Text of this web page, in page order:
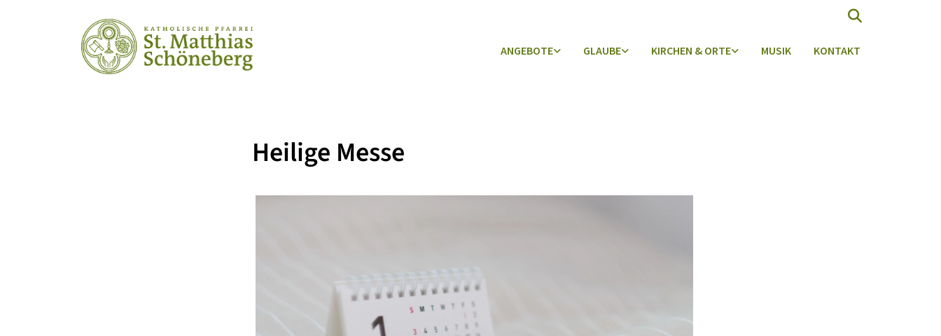
ANGEBOTE GLAUBE KIRCHEN & ORTE MUSIK KONTAKT
Heilige Messe